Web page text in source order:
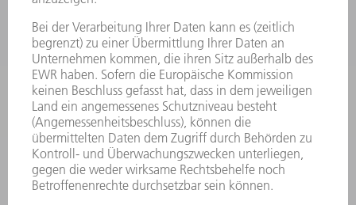
LEISTUNGSELEKTRONIK
ELEKTROWERKZEUGE
SMART FACTORY
SOFTWARE
SERVICES
ANWENDUNGEN
BRANCHEN
UNTERNEHMEN
KARRIERE
STELLENANGEBOTE
UNTERNEHMENSPROFIL